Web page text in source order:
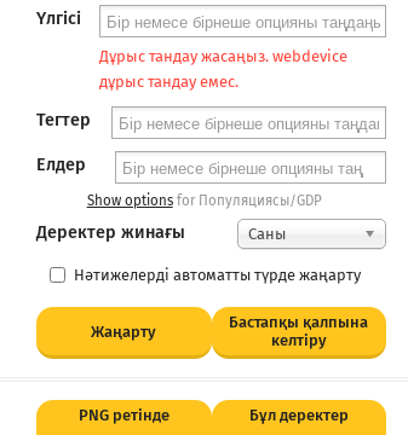
Үлгісі
Дұрыс тандау жасаңыз. webdevice
дұрыс тандау емес.
Тегтер
Елдер
Show optionsfor Популяциясы/GDP
Деректер жинағы Саны
Нәтижелерді автоматты түрде жаңарту
Жаңарту
Бастапқы қалпына
келтіру
PNG ретінде
Бұл деректер